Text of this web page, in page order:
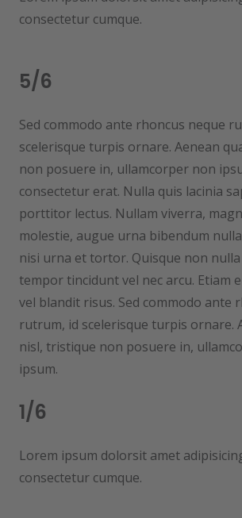
consectetur cumque.
5/6
Sed commodo ante rhoncus neque
scelerisque turpis ornare. Aenean
non posuere in, ullamcorper non
consectetur erat. Nulla quis lacinia
porttitor lectus. Nullam viverra,
molestie, augue urna bibendum
nisi urna et tortor. Quisque non
tempor tincidunt vel nec arcu. Etiam
vel blandit risus. Sed commodo ante
rutrum, id scelerisque turpis ornare.
nisl, tristique non posuere in,
ipsum.
1/6
Lorem ipsum dolorsit amet
consectetur cumque.